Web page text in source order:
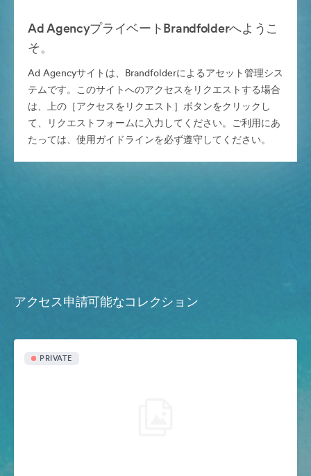
Ad AgencyプライベートBrandfolderへようこ
そ。
Ad Agencyサイトは、Brandfolderによるアセット管理シス
テムです。このサイトへのアクセスをリクエストする場合
は、上の［アクセスをリクエスト］ボタンをクリックし
て、リクエストフォームに入力してください。ご利用にあ
たっては、使用ガイドラインを必ず遵守してください。
アクセス申請可能なコレクション
PRIVATE